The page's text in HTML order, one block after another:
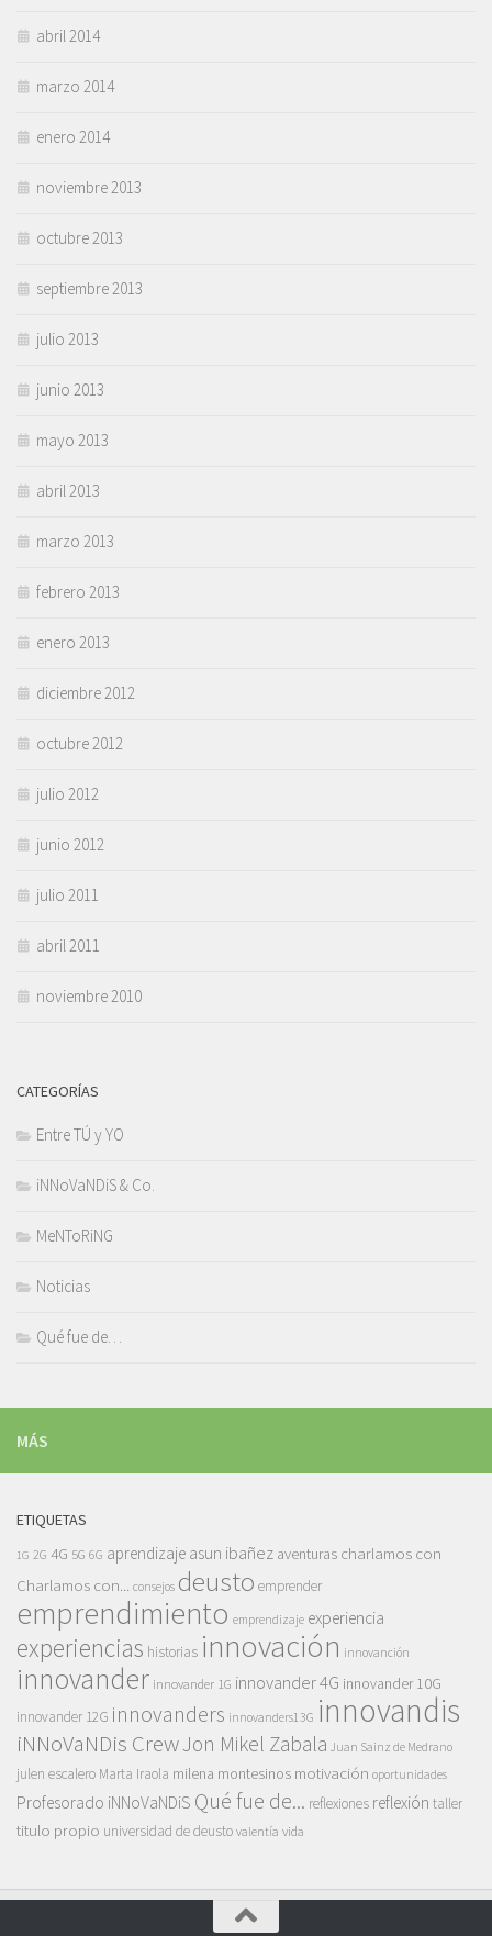
abril 2014
marzo 2014
enero 2014
noviembre 2013
octubre 2013
septiembre 2013
julio 2013
junio 2013
mayo 2013
abril 2013
marzo 2013
febrero 2013
enero 2013
diciembre 2012
octubre 2012
julio 2012
junio 2012
julio 2011
abril 2011
noviembre 2010
CATEGORÍAS
Entre TÚ y YO
iNNoVaNDiS & Co.
MeNToRiNG
Noticias
Qué fue de…
MÁS
ETIQUETAS
1G 2G 4G 5G 6G aprendizaje asun ibañez aventuras charlamos con
Charlamos con... consejos deusto emprender
emprendimiento emprendizaje experiencia
experiencias historias innovación innovanción
innovander innovander 1G innovander 4G innovander 10G
innovander 12G innovanders innovanders13G innovandis
iNNoVaNDis CrewJon Mikel Zabala Juan Sainz de Medrano
julen escalero Marta Iraola milena montesinos motivación oportunidades
Profesorado iNNoVaNDiS Qué fue de... reflexiones reflexión taller
titulo propio universidad de deusto valentía vida